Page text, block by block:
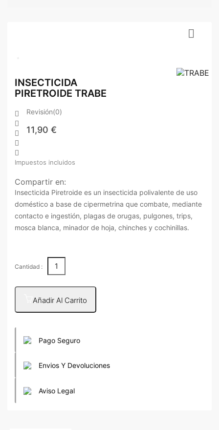

INSECTICIDA
PIRETROIDE TRABE





Revisión(0)
11,90 €
Impuestos incluidos
Compartir en:
Insecticida Piretroide es un insecticida polivalente de uso
doméstico a base de cipermetrina que combate, mediante
contacto e ingestión, plagas de orugas, pulgones, trips,
mosca blanca, minador de hoja, chinches y cochinillas.
Cantidad :
Añadir Al Carrito
Pago Seguro
Envios Y Devoluciones
Aviso Legal